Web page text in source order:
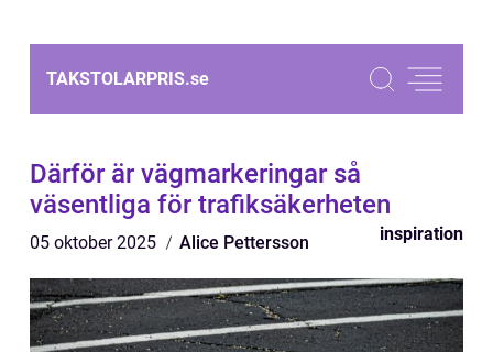
TAKSTOLARPRIS.se
Därför är vägmarkeringar så
väsentliga för trafiksäkerheten
05 oktober 2025 Alice Pettersson inspiration